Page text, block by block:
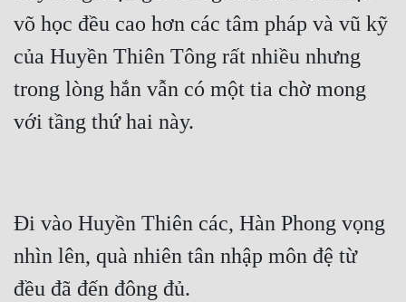
võ học đều cao hơn các tâm pháp và vũ kỹ
của Huyền Thiên Tông rất nhiều nhưng
trong lòng hắn vẫn có một tia chờ mong
với tầng thứ hai này.
Đi vào Huyền Thiên các, Hàn Phong vọng
nhìn lên, quà nhiên tân nhập môn đệ từ
đều đã đến đông đủ.